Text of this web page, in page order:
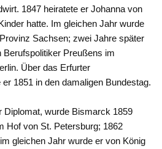
1847 heiratete er Johanna von
hatte. Im gleichen Jahr wurde
Sachsen; zwei Jahre später
Preußens im
Über das Erfurter
1851 in den damaligen Bundestag.
Diplomat, wurde Bismarck 1859
Hof von St. Petersburg; 1862
gleichen Jahr wurde er von König